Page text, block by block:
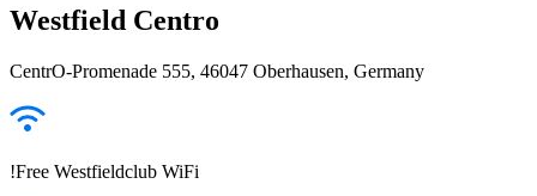
Westfield Centro
CentrO-Promenade 555, 46047 Oberhausen, Germany
!Free Westfieldclub WiFi